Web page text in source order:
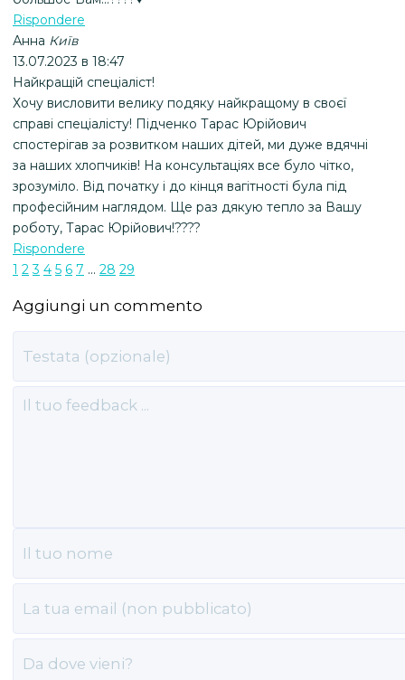
Rispondere
Анна Київ
13.07.2023 в 18:47
Найкращій спеціаліст!
Хочу висловити велику подяку найкращому в своєї
справі спеціалісту! Підченко Тарас Юрійович
спостерігав за розвитком наших дітей, ми дуже вдячні
за наших хлопчиків! На консультаціях все було чітко,
зрозуміло. Від початку і до кінця вагітності була під
професійним наглядом. Ще раз дякую тепло за Вашу
роботу, Тарас Юрійович!????
Rispondere
1 2 3 4 5 6 7 ... 28 29
Aggiungi un commento